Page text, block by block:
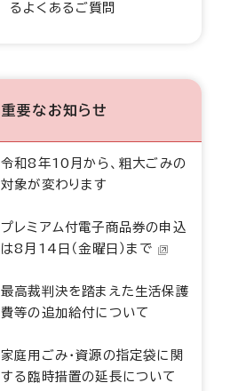
るよくあるご質問
重要なお知らせ
令和8年10月から、粗大ごみの
対象が変わります
プレミアム付電子商品券の申込
は8月14日（金曜日）まで
最高裁判決を踏まえた生活保護
費等の追加給付について
家庭用ごみ・資源の指定袋に関
する臨時措置の延長について